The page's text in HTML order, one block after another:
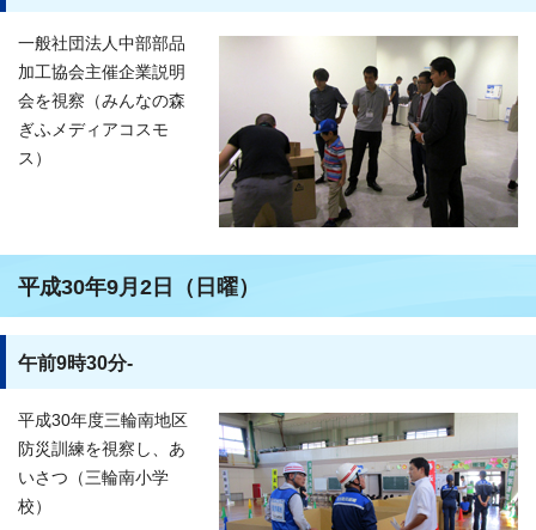
一般社団法人中部部品
加工協会主催企業説明
会を視察（みんなの森
ぎふメディアコスモ
ス）
平成30年9月2日（日曜）
午前9時30分-
平成30年度三輪南地区
防災訓練を視察し、あ
いさつ（三輪南小学
校）